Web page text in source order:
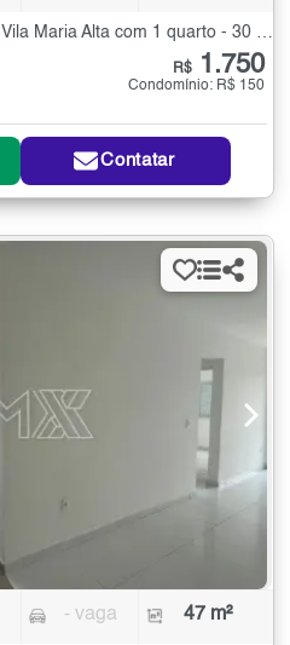
R$ 1.750
Condomínio: R$ 150
Contatar
- vaga 47 m²